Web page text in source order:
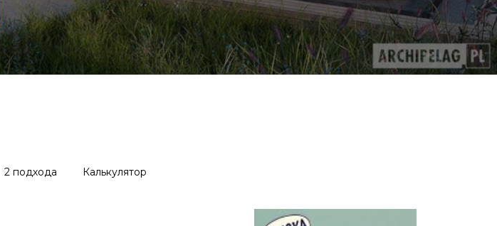
2 подхода Калькулятор